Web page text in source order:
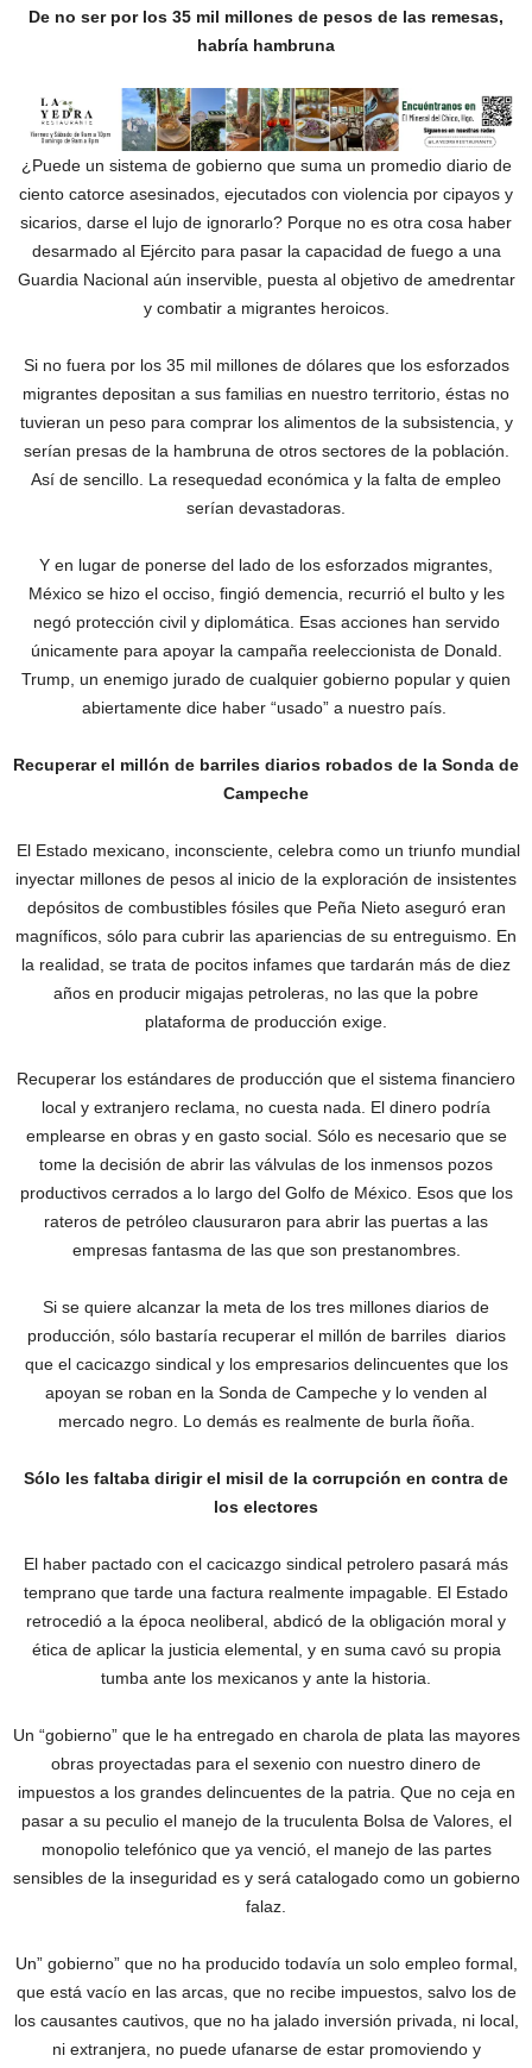
De no ser por los 35 mil millones de pesos de las remesas,
habría hambruna
¿Puede un sistema de gobierno que suma un promedio diario de
ciento catorce asesinados, ejecutados con violencia por cipayos y
sicarios, darse el lujo de ignorarlo? Porque no es otra cosa haber
desarmado al Ejército para pasar la capacidad de fuego a una
Guardia Nacional aún inservible, puesta al objetivo de amedrentar
y combatir a migrantes heroicos.
Si no fuera por los 35 mil millones de dólares que los esforzados
migrantes depositan a sus familias en nuestro territorio, éstas no
tuvieran un peso para comprar los alimentos de la subsistencia, y
serían presas de la hambruna de otros sectores de la población.
Así de sencillo. La resequedad económica y la falta de empleo
serían devastadoras.
Y en lugar de ponerse del lado de los esforzados migrantes,
México se hizo el occiso, fingió demencia, recurrió el bulto y les
negó protección civil y diplomática. Esas acciones han servido
únicamente para apoyar la campaña reeleccionista de Donald.
Trump, un enemigo jurado de cualquier gobierno popular y quien
abiertamente dice haber “usado” a nuestro país.
Recuperar el millón de barriles diarios robados de la Sonda de
Campeche
El Estado mexicano, inconsciente, celebra como un triunfo mundial
inyectar millones de pesos al inicio de la exploración de ‎insistentes
depósitos de combustibles fósiles que Peña Nieto aseguró eran
magníficos, sólo para cubrir las apariencias de su entreguismo. En
la realidad, se trata de pocitos infames que tardarán más de diez
años en producir migajas petroleras, no las que la pobre
plataforma de producción exige.
Recuperar los estándares de producción que el sistema financiero
local y extranjero reclama, no cuesta nada. El dinero podría
emplearse en obras y en gasto‎ social. Sólo es necesario que se
tome la decisión de abrir las válvulas de los inmensos pozos
productivos cerrados a lo largo del Golfo de México. Esos que los
rateros de petróleo clausuraron para abrir las puertas a las
empresas fantasma de las que son prestanombres.
Si se quiere alcanzar la meta de los tres millones diarios de
producción, sólo bastaría recuperar el millón de barriles diarios
que el cacicazgo sindical y los empresarios delincuentes que los
apoyan se roban en la Sonda de Campeche y lo venden al
mercado negro. Lo demás es realmente de burla ñoña.
Sólo les faltaba dirigir el misil de la corrupción en contra de
los electores
El haber pactado con el cacicazgo sindical petrolero pasará más
temprano que tarde una factura realmente impagable. El Estado
retrocedió a la época neoliberal, abdicó de la obligación moral y
ética de aplicar la justicia elemental, ‎y en suma cavó su propia
tumba ante los mexicanos y ante la historia.
‎Un “gobierno” que le ha entregado en charola de plata las mayores
obras proyectadas para el sexenio con nuestro dinero de
impuestos a los grandes delincuentes de la patria. Que no ceja en
pasar a su peculio el manejo de la truculenta Bolsa de Valores, el
monopolio telefónico que ya venció, el manejo de las partes
sensibles de la inseguridad es y será catalogado como un gobierno
falaz.
Un” gobierno” que no ha producido todavía un solo empleo formal,
que está vacío en las arcas, que no recibe impuestos, salvo los de
los causantes cautivos, que no ha jalado inversión privada, ni local,
ni extranjera, no puede ufanarse de estar promoviendo y